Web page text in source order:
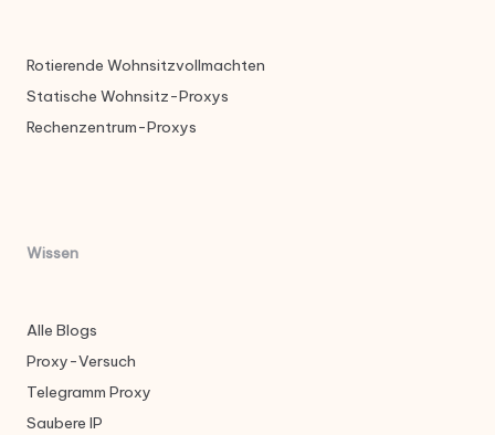
Rotierende Wohnsitzvollmachten
Statische Wohnsitz-Proxys
Rechenzentrum-Proxys
Wissen
Alle Blogs
Proxy-Versuch
Telegramm Proxy
Saubere IP